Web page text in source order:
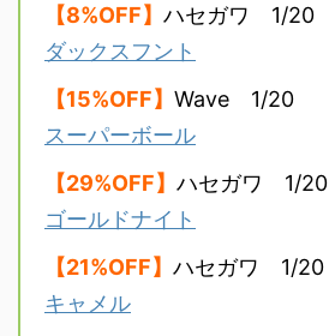
【8%OFF】 ハセガワ 1/20
ダックスフント
【15%OFF】 Wave 1/20
スーパーボール
【29%OFF】 ハセガワ 1/20
ゴールドナイト
【21%OFF】 ハセガワ 1/20
キャメル